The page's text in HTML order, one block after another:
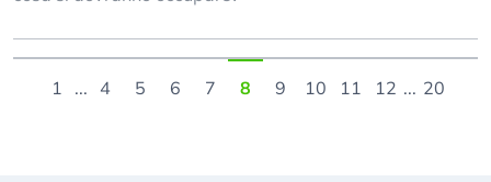
1 ... 4 5 6 7 8 9 10 11 12 ... 20